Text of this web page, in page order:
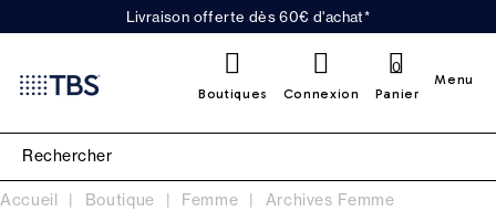
Livraison offerte dès 60€ d'achat*
Boutiques Connexion Panier
0
Menu
Accueil Boutique Femme Archives Femme